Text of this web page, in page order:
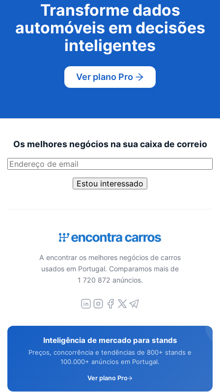
Transforme dados
automóveis em decisões
inteligentes
Ver plano Pro
Os melhores negócios na sua caixa de correio
Estou interessado
A encontrar os melhores negócios de carros
usados em Portugal. Comparamos mais de
1 720 872 anúncios.
Inteligência de mercado para stands
Preços, concorrência e tendências de 800+ stands e
100.000+ anúncios em Portugal.
Ver plano Pro